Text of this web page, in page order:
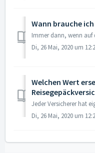
Wann brauche
Di, 26 Mai, 2020 um
Welchen Wert
Di, 26 Mai, 2020 um